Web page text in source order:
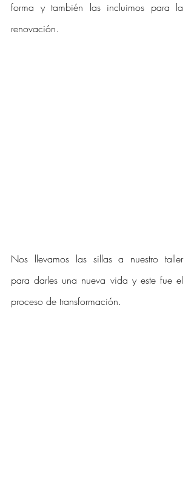
forma y también las incluimos para la
renovación.
Nos llevamos las sillas a nuestro taller
para darles una nueva vida y este fue el
proceso de transformación.